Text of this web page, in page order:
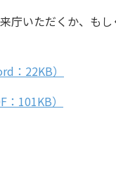
いただくか、も
：22KB）
：101KB）